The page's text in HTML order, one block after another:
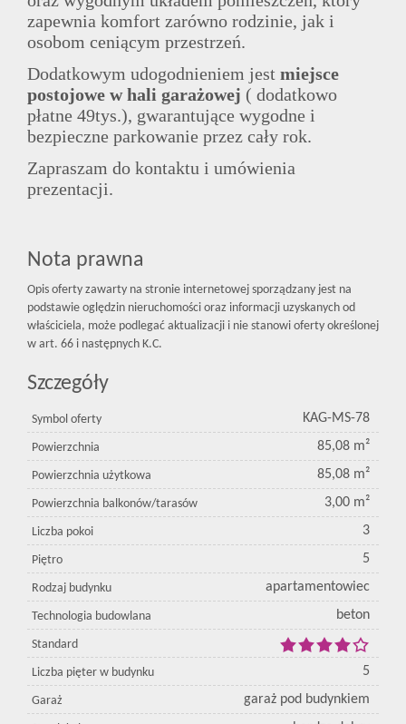
zapewnia komfort zarówno rodzinie, jak i
osobom ceniącym przestrzeń.
Dodatkowym udogodnieniem jest miejsce
postojowe w hali garażowej ( dodatkowo
płatne 49tys.), gwarantujące wygodne i
bezpieczne parkowanie przez cały rok.
Zapraszam do kontaktu i umówienia
prezentacji.
Nota prawna
Opis oferty zawarty na stronie internetowej sporządzany jest na
podstawie oględzin nieruchomości oraz informacji uzyskanych od
właściciela, może podlegać aktualizacji i nie stanowi oferty określonej
w art. 66 i następnych K.C.
Szczegóły
Symbol oferty KAG-MS-78
Powierzchnia 85,08 m²
Powierzchnia użytkowa 85,08 m²
Powierzchnia balkonów/tarasów 3,00 m²
Liczba pokoi 3
Piętro 5
Rodzaj budynku apartamentowiec
Technologia budowlana beton
Standard
Liczba pięter w budynku 5
Garaż garaż pod budynkiem